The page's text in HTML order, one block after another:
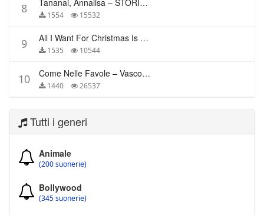
8 Tananai, Annalisa – STORIE BREVI
1554 15532
9 All I Want For Christmas Is You – Mariah Carey
1535 10544
10 Come Nelle Favole – Vasco Rossi
1440 26537
Tutti i generi
Animale
(200 suonerie)
Bollywood
(345 suonerie)